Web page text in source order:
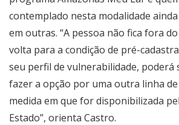
contemplado nesta modalidade
em outras. “A pessoa não fica fora
volta para a condição de pré-
seu perfil de vulnerabilidade, poderá
fazer a opção por uma outra linha
medida em que for disponibilizada
Estado”, orienta Castro.